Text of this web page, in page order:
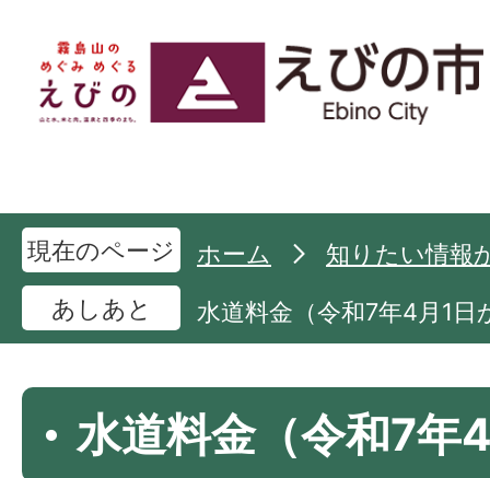
現在のページ ホーム
知りたい情報
あしあと
水道料金（令和7年4月1日
水道料金（令和7年